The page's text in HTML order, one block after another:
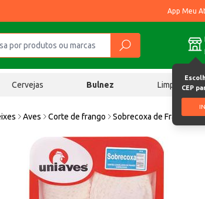
App Meu
CEP
Cervejas Bulnez Limpeza
Aves Corte de frango Sobrecoxa de Frango